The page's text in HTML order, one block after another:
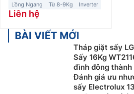
Lồng Ngang Từ 8-9Kg Inverter
Liên hệ
BÀI VIẾT MỚI
Tháp giặt sấy
Sấy 16Kg
đình đông thành
Đánh giá ưu
sấy Electrolux